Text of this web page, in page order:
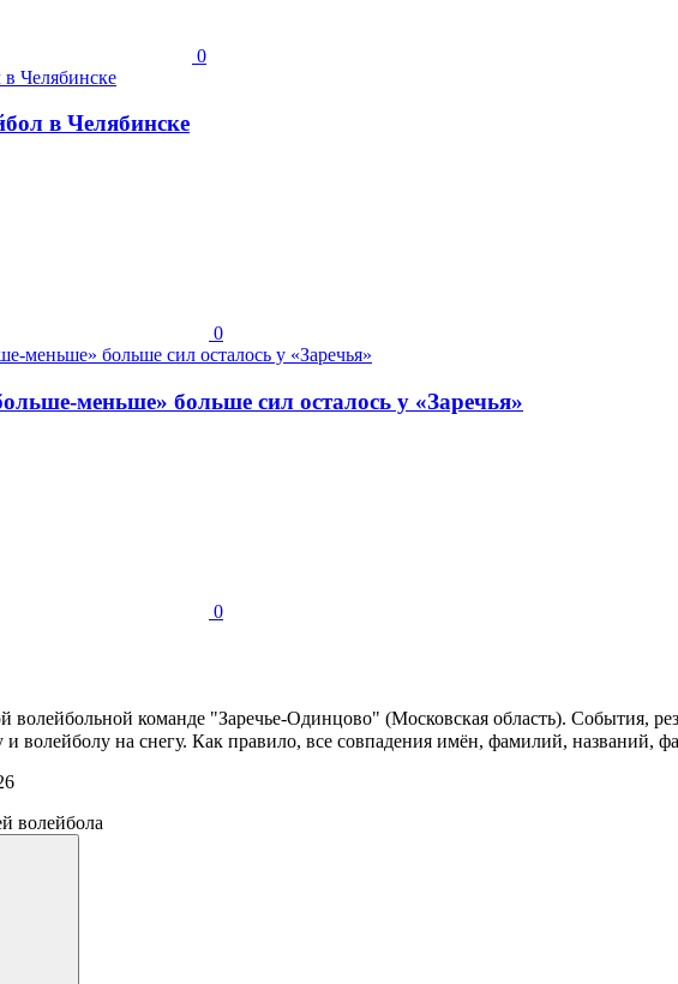
0
в Челябинске
0
меньше» больше сил осталось у «Заречья»
0
волейбольной команде "Заречье-Одинцово" (Московская область). События,
и волейболу на снегу. Как правило, все совпадения имён, фамилий, названий,
волейбола